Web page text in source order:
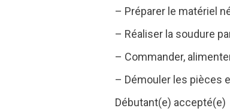
– Préparer le matériel
– Réaliser la soudure
– Commander,
– Démouler les pièces
Débutant(e) accepté(e)